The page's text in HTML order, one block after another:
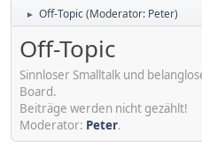
► Off-Topic(Moderator: Peter)
Off-Topic
Sinnloser Smalltalk und
Board.
Beiträge werden nicht gezählt!
Moderator: Peter.